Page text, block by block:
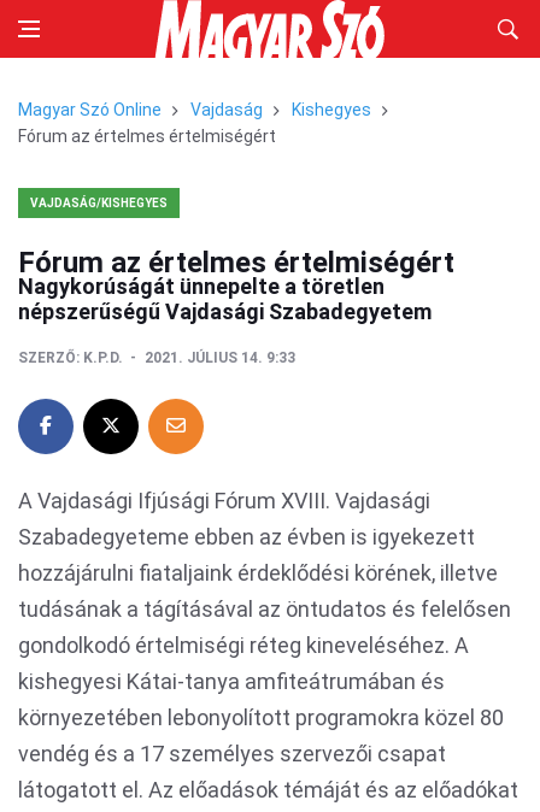
Magyar Szó Online Vajdaság
Kishegyes
Fórum az értelmes értelmiségért
VAJDASÁG/KISHEGYES
Fórum az értelmes értelmiségért
Nagykorúságát ünnepelte a töretlen
népszerűségű Vajdasági Szabadegyetem
SZERZŐ: K.P.D. 2021. JÚLIUS 14. 9:33
A Vajdasági Ifjúsági Fórum XVIII. Vajdasági
Szabadegyeteme ebben az évben is igyekezett
hozzájárulni fiataljaink érdeklődési körének, illetve
tudásának a tágításával az öntudatos és felelősen
gondolkodó értelmiségi réteg kineveléséhez. A
kishegyesi Kátai-tanya amfiteátrumában és
környezetében lebonyolított programokra közel 80
vendég és a 17 személyes szervezői csapat
látogatott el. Az előadások témáját és az előadókat